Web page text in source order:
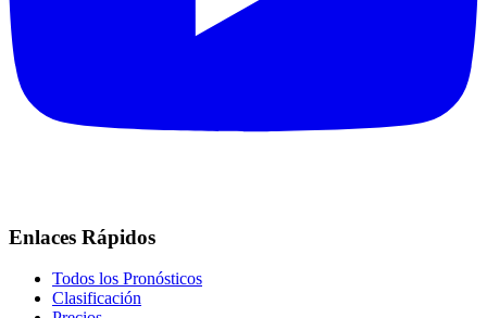
Enlaces Rápidos
Todos los Pronósticos
Clasificación